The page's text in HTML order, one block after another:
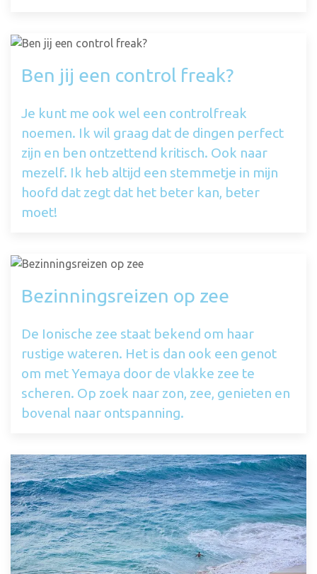
Ben jij een control freak?
Je kunt me ook wel een controlfreak
noemen. Ik wil graag dat de dingen perfect
zijn en ben ontzettend kritisch. Ook naar
mezelf. Ik heb altijd een stemmetje in mijn
hoofd dat zegt dat het beter kan, beter
moet!
Bezinningsreizen op zee
De Ionische zee staat bekend om haar
rustige wateren. Het is dan ook een genot
om met Yemaya door de vlakke zee te
scheren. Op zoek naar zon, zee, genieten en
bovenal naar ontspanning.